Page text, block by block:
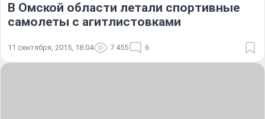
В Омской области летали спортивные
самолеты с агитлистовками
11 сентября, 2015, 18:04 7 455 6